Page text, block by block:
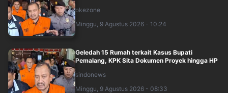
okezone
Minggu, 9 Agustus 2026 - 10:24
Geledah 15 Rumah terkait Kasus Bupati
Pemalang, KPK Sita Dokumen Proyek hingga HP
sindonews
Minggu, 9 Agustus 2026 - 08:33